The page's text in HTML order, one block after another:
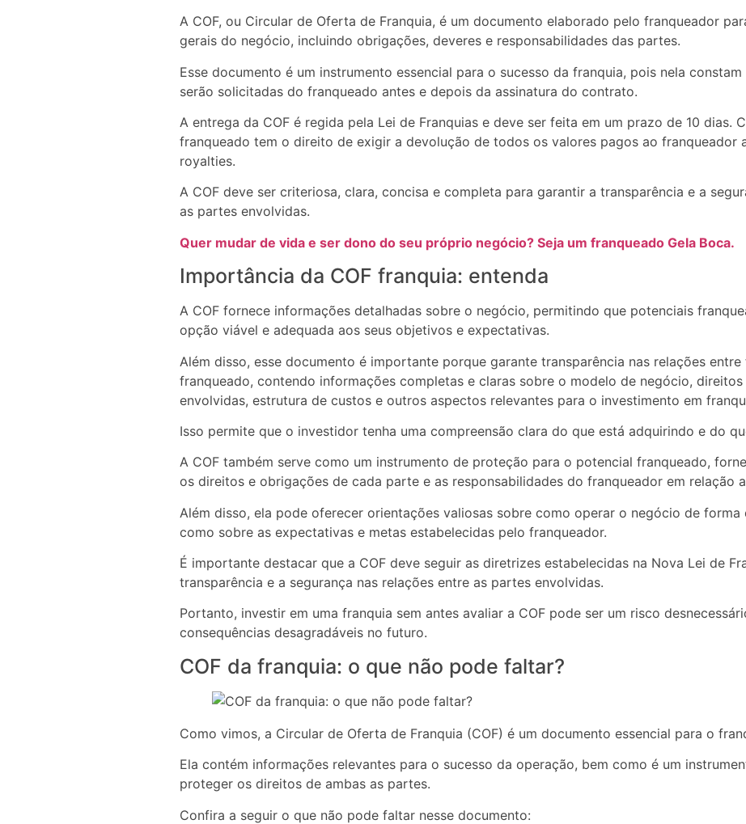
A COF, ou Circular de Oferta de Franquia, é um documento elaborado pelo franqueador
gerais do negócio, incluindo obrigações, deveres e responsabilidades das partes.
Esse documento é um instrumento essencial para o sucesso da franquia, pois nela
serão solicitadas do franqueado antes e depois da assinatura do contrato.
A entrega da COF é regida pela Lei de Franquias e deve ser feita em um prazo de 10 dias.
franqueado tem o direito de exigir a devolução de todos os valores pagos ao franqueador
royalties.
A COF deve ser criteriosa, clara, concisa e completa para garantir a transparência e a
as partes envolvidas.
Quer mudar de vida e ser dono do seu próprio negócio? Seja um franqueado Gela Boca.
Importância da COF franquia: entenda
A COF fornece informações detalhadas sobre o negócio, permitindo que potenciais
opção viável e adequada aos seus objetivos e expectativas.
Além disso, esse documento é importante porque garante transparência nas relações
franqueado, contendo informações completas e claras sobre o modelo de negócio,
envolvidas, estrutura de custos e outros aspectos relevantes para o investimento em
Isso permite que o investidor tenha uma compreensão clara do que está adquirindo e do
A COF também serve como um instrumento de proteção para o potencial franqueado,
os direitos e obrigações de cada parte e as responsabilidades do franqueador em relação
Além disso, ela pode oferecer orientações valiosas sobre como operar o negócio de forma
como sobre as expectativas e metas estabelecidas pelo franqueador.
É importante destacar que a COF deve seguir as diretrizes estabelecidas na Nova Lei de
transparência e a segurança nas relações entre as partes envolvidas.
Portanto, investir em uma franquia sem antes avaliar a COF pode ser um risco
consequências desagradáveis no futuro.
COF da franquia: o que não pode faltar?
Como vimos, a Circular de Oferta de Franquia (COF) é um documento essencial para o
Ela contém informações relevantes para o sucesso da operação, bem como é um
proteger os direitos de ambas as partes.
Confira a seguir o que não pode faltar nesse documento: